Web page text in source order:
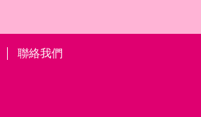
聯絡我們